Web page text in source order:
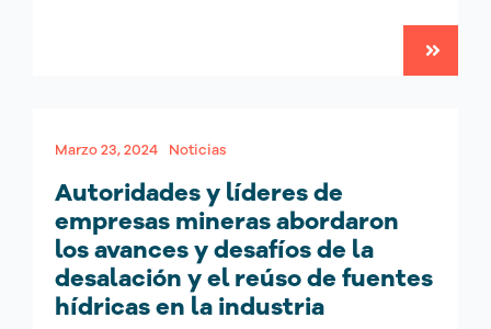
Marzo 23, 2024 Noticias
Autoridades y líderes de
empresas mineras abordaron
los avances y desafíos de la
desalación y el reúso de fuentes
hídricas en la industria